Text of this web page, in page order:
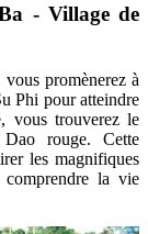
- Village de
promènerez à
Phi pour atteindre
vous trouverez le
rouge. Cette
les magnifiques
la vie